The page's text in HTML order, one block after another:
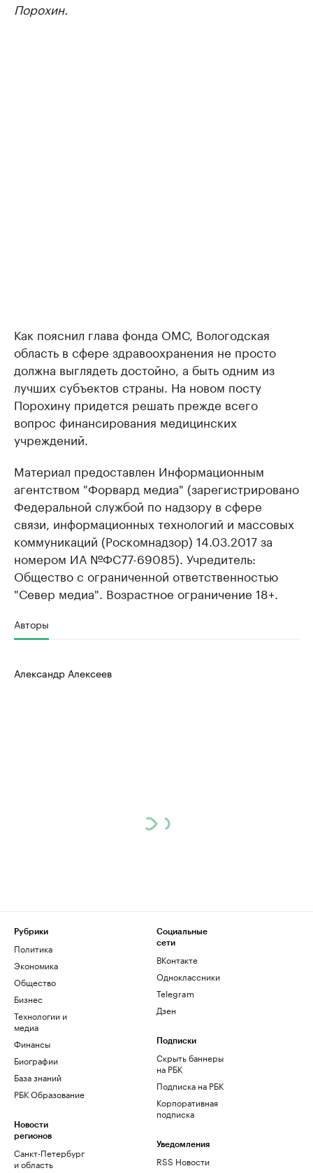
Порохин.
Как пояснил глава фонда ОМС, Вологодская
область в сфере здравоохранения не просто
должна выглядеть достойно, а быть одним из
лучших субъектов страны. На новом посту
Порохину придется решать прежде всего
вопрос финансирования медицинских
учреждений.
Материал предоставлен Информационным
агентством "Форвард медиа" (зарегистрировано
Федеральной службой по надзору в сфере
связи, информационных технологий и массовых
коммуникаций (Роскомнадзор) 14.03.2017 за
номером ИА №ФС77-69085). Учредитель:
Общество с ограниченной ответственностью
"Север медиа". Возрастное ограничение 18+.
Авторы
Александр Алексеев
Рубрики
Политика
Экономика
Общество
Бизнес
Технологии и
медиа
Финансы
Биографии
База знаний
РБК Образование
Новости
регионов
Санкт-Петербург
и область
Социальные
сети
ВКонтакте
Одноклассники
Telegram
Дзен
Подписки
Скрыть баннеры
на РБК
Подписка на РБК
Корпоративная
подписка
Уведомления
RSS Новости